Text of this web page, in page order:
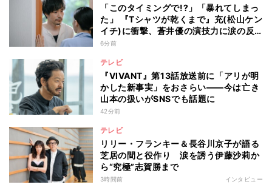
「このタイミングで!?」「暴れてしまっ
た」 『Tシャツが乾くまで』充(松山ケン
イチ)に衝撃、蒼井優の演技力に涙の反
響も
6分前
テレビ
『VIVANT』第13話放送前に「アリが明
かした新事実」をおさらい――今は亡き
山本の扱いがSNSでも話題に
42分前
テレビ
リリー・フランキー＆長谷川京子が語る
芝居の間と役作り 涙を誘う伊藤沙莉か
ら“究極”志賀勝まで
3時間前 インタビュー